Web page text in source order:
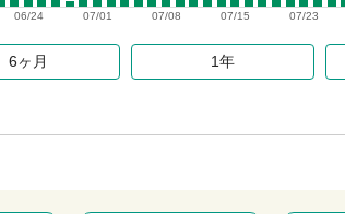
07/23
07/15
07/08
07/01
06/24
6ヶ月 1年